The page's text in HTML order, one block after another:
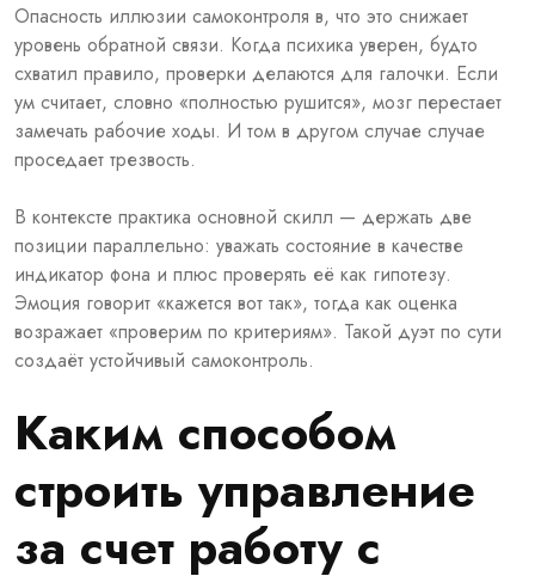
Опасность иллюзии самоконтроля в, что это снижает
уровень обратной связи. Когда психика уверен, будто
схватил правило, проверки делаются для галочки. Если
ум считает, словно «полностью рушится», мозг перестает
замечать рабочие ходы. И том в другом случае случае
проседает трезвость.
В контексте практика основной скилл — держать две
позиции параллельно: уважать состояние в качестве
индикатор фона и плюс проверять её как гипотезу.
Эмоция говорит «кажется вот так», тогда как оценка
возражает «проверим по критериям». Такой дуэт по сути
создаёт устойчивый самоконтроль.
Каким способом
строить управление
за счет работу с